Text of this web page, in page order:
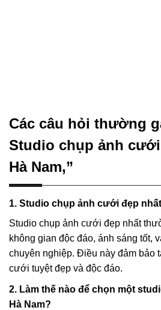
Các câu hỏi thường
Studio chụp ảnh
Hà Nam,”
1. Studio chụp ảnh cưới đẹp
Studio chụp ảnh cưới đẹp nhất
không gian độc đáo, ánh sáng tốt,
chuyên nghiệp. Điều này đảm bảo
cưới tuyệt đẹp và độc đáo.
2. Làm thế nào để chọn một
Hà Nam?